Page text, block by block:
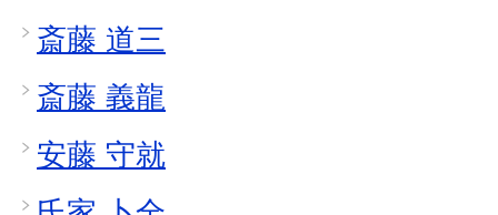
斎藤 道三
斎藤 義龍
安藤 守就